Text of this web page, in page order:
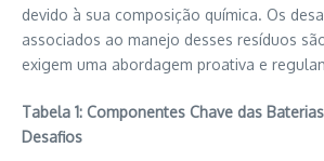
devido à sua composição química. Os
associados ao manejo desses resíduos
exigem uma abordagem proativa e
Tabela 1: Componentes Chave das
Desafios